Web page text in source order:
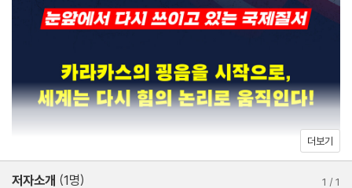
반드시 통과해야 할 관문 같은 책이다.
제3장 돈로 독트린
돈로의 이름으로 선언된 패권 회복
동참과 확대의 행동 지침
베네수엘라에서 그린란드까지, 시험대에 오른 서반구
4장 혁명의 설계자들
더보기
저자소개 (1명) 1 /1